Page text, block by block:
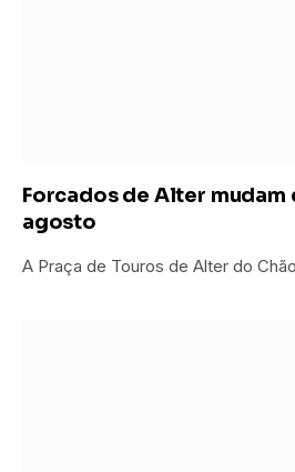
Forcados de Alter mudam
agosto
A Praça de Touros de Alter do